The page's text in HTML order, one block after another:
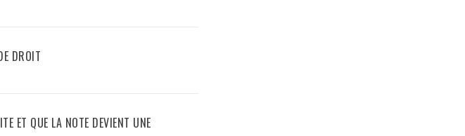
DROIT
ET QUE LA NOTE DEVIENT UNE